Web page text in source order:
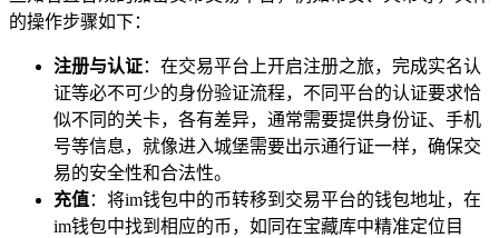
的操作步骤如下：
注册与认证：在交易平台上开启注册之旅，完成实名认
证等必不可少的身份验证流程，不同平台的认证要求恰
似不同的关卡，各有差异，通常需要提供身份证、手机
号等信息，就像进入城堡需要出示通行证一样，确保交
易的安全性和合法性。
充值：将im钱包中的币转移到交易平台的钱包地址，在
im钱包中找到相应的币，如同在宝藏库中精准定位目